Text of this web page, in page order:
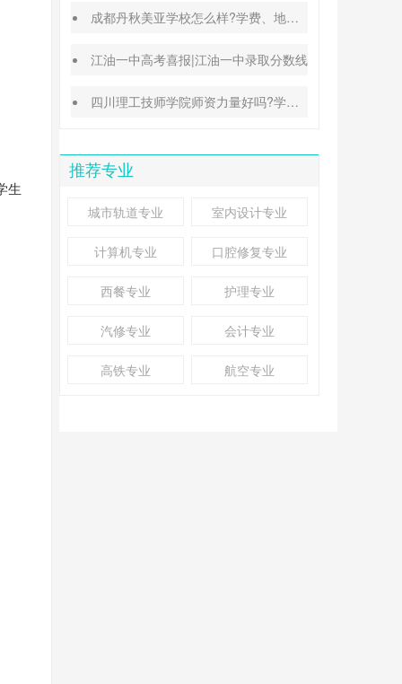
生
成都丹秋美亚学校怎么样?学费、地址、办学特色汇总
江油一中高考喜报|江油一中录取分数线
四川理工技师学院师资力量好吗?学校地址在哪里
推荐专业
城市轨道专业 室内设计专业
计算机专业 口腔修复专业
西餐专业 护理专业
汽修专业 会计专业
高铁专业 航空专业